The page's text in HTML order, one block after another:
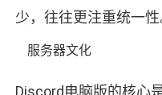
少，往往更注重统一性
服务器文化
Discord电脑版的核心